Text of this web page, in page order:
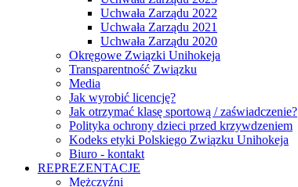
Uchwała Zarządu 2022
Uchwała Zarządu 2021
Uchwała Zarządu 2020
Okręgowe Związki Unihokeja
Transparentność Związku
Media
Jak wyrobić licencję?
Jak otrzymać klasę sportową / zaświadczenie?
Polityka ochrony dzieci przed krzywdzeniem
Kodeks etyki Polskiego Związku Unihokeja
Biuro - kontakt
REPREZENTACJE
Mężczyźni